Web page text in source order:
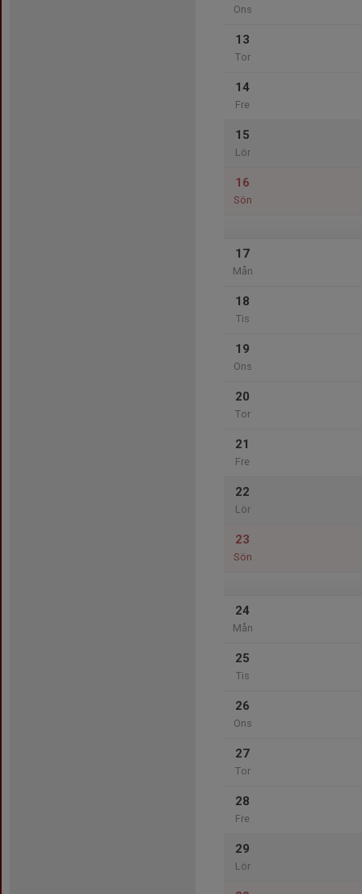
Ons
13
Tor
14
Fre
15
Lör
16
Sön
17
Mån
18
Tis
19
Ons
20
Tor
21
Fre
22
Lör
23
Sön
24
Mån
25
Tis
26
Ons
27
Tor
28
Fre
29
Lör